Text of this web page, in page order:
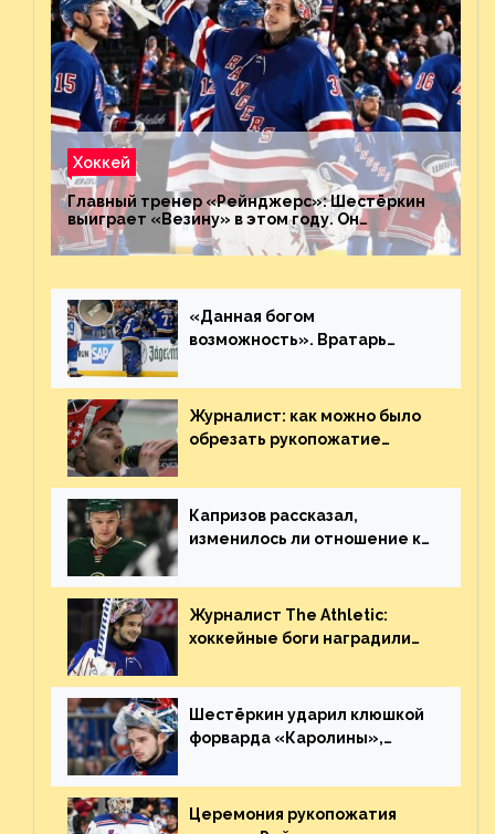
Хоккей
Главный тренер «Рейнджерс»: Шестёркин
выиграет «Везину» в этом году. Он
невероятен
«Данная богом
возможность». Вратарь
броске бутылкой в Кадри
Журналист: как можно было
обрезать рукопожатие
Плохая работа, ESPN
Капризов рассказал,
изменилось ли отношение к
Украине
Журналист The Athletic:
хоккейные боги наградили
великолепную игру
Шестёркин ударил клюшкой
форварда «Каролины»,
пятаке. Видео
Церемония рукопожатия